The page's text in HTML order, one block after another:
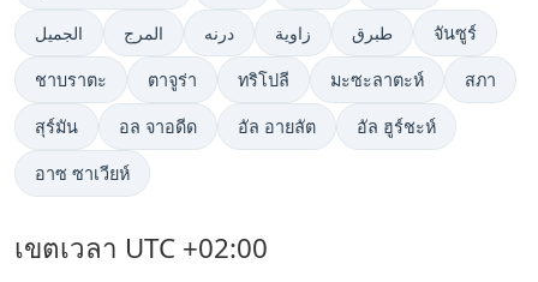
الجميل المرج درنه زاوية طبرق จันซูร์
ชาบราตะ ตาจูร่า ทริโปลี มะซะลาตะห์ สภา
สุร์มัน อล จาอดีด อัล อายลัต อัล ฮูร์ชะห์
อาซ ซาเวียห์
เขตเวลา UTC +02:00